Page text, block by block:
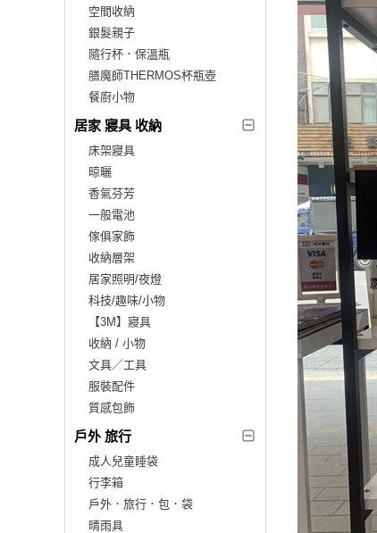
空間收納
銀髮親子
隨行杯．保溫瓶
膳魔師THERMOS杯瓶壺
餐廚小物
居家 寢具 收納
床架寢具
晾曬
香氣芬芳
一般電池
傢俱家飾
收納層架
居家照明/夜燈
科技/趣味/小物
【3M】寢具
收納 / 小物
文具／工具
服裝配件
質感包飾
戶外 旅行
成人兒童睡袋
行李箱
戶外．旅行．包．袋
晴雨具